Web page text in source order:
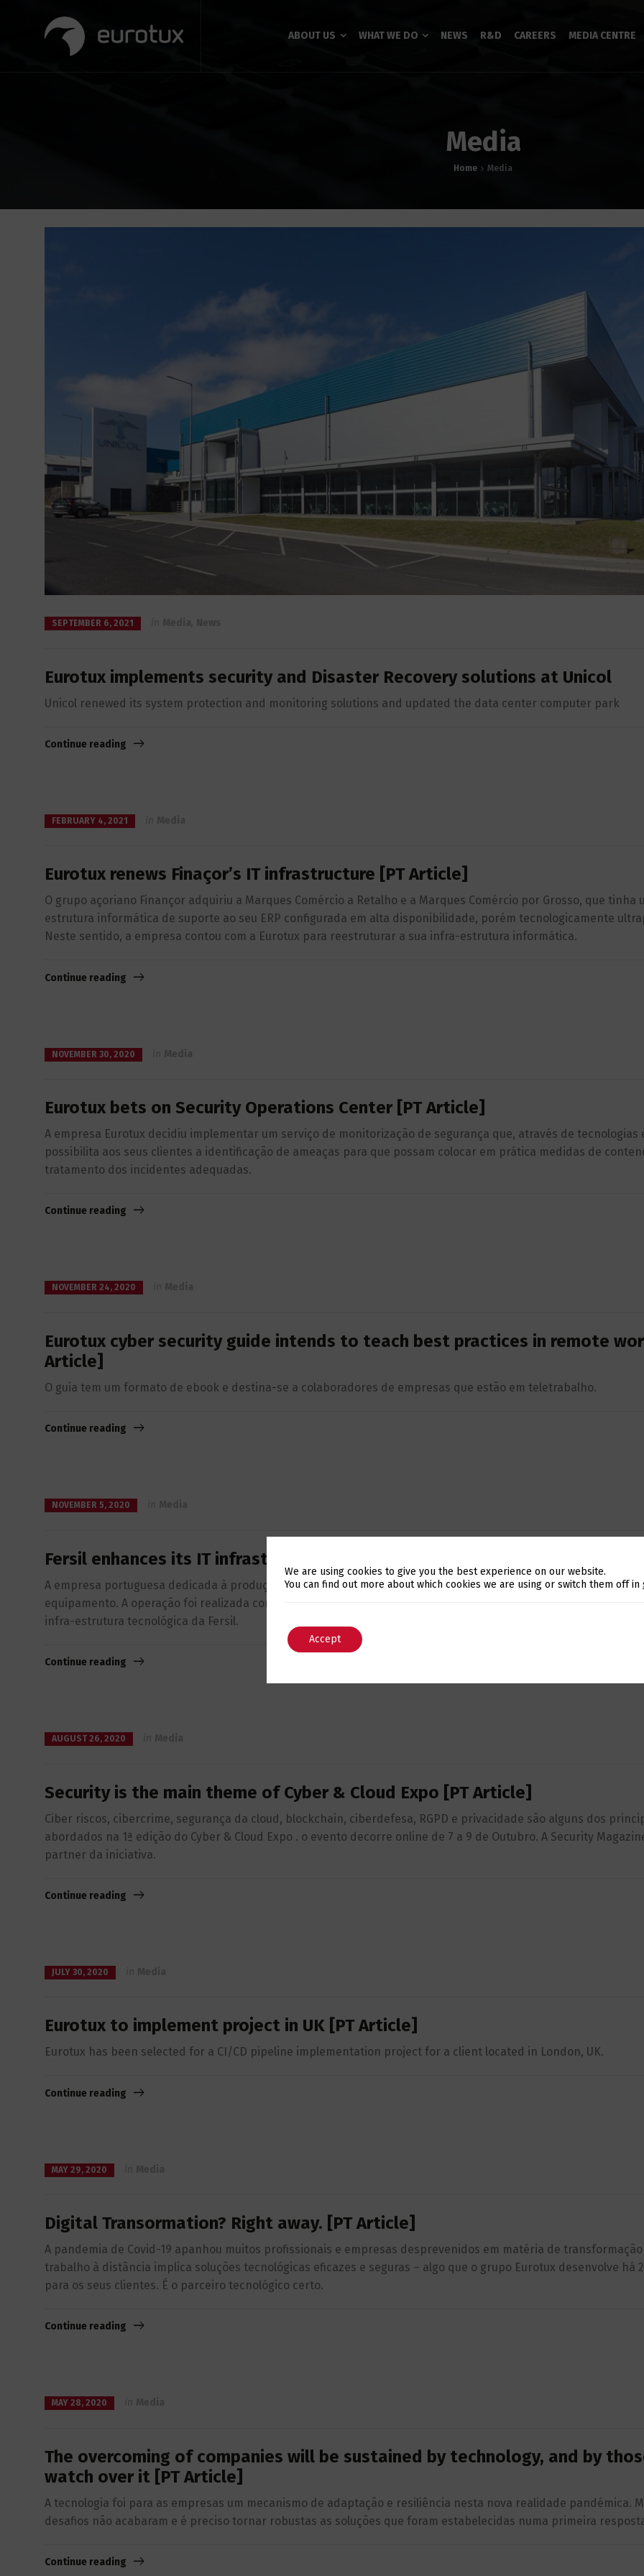
ABOUT US WHAT WE DO NEWS R&D CAREERS MEDIA CENTRE
Media
Home Media
SEPTEMBER 6, 2021
Eurotux implements security and Disaster Recovery solutions at Unicol
Unicol renewed its system protection and monitoring solutions and updated the data center computer park
Continue reading
FEBRUARY 4, 2021
Eurotux renews Finaçor’s IT infrastructure [PT Article]
O grupo açoriano Finançor adquiriu a Marques Comércio a Retalho e a Marques Comércio por Grosso, que tinha
estrutura informática de suporte ao seu ERP configurada em alta disponibilidade, porém tecnologicamente
Neste sentido, a empresa contou com a Eurotux para reestruturar a sua infra-estrutura informática.
Continue reading
NOVEMBER 30, 2020
Eurotux bets on Security Operations Center [PT Article]
A empresa Eurotux decidiu implementar um serviço de monitorização de segurança que, através de tecnologias
possibilita aos seus clientes a identificação de ameaças para que possam colocar em prática medidas de
tratamento dos incidentes adequadas.
Continue reading
NOVEMBER 24, 2020
Eurotux cyber security guide intends to teach best practices in remote
Article]
O guia tem um formato de ebook e destina-se a colaboradores de empresas que estão em teletrabalho.
Continue reading
NOVEMBER 5, 2020
Fersil enhances its IT infrastructure with Eurotux [PT Article]
A empresa portuguesa dedicada à produção de tubos e acessórios, Fersil, migrou a sua storage antiga para um
equipamento. A operação foi realizada com suporte de serviços da Eurotux, ficando centralizado neste novo
infra-estrutura tecnológica da Fersil.
Continue reading
AUGUST 26, 2020
Security is the main theme of Cyber & Cloud Expo [PT Article]
Ciber riscos, cibercrime, segurança da cloud, blockchain, ciberdefesa, RGPD e privacidade são alguns dos
abordados na 1ª edição do Cyber & Cloud Expo . o evento decorre online de 7 a 9 de Outubro. A Security
partner da iniciativa.
Continue reading
JULY 30, 2020
Eurotux to implement project in UK [PT Article]
Eurotux has been selected for a CI/CD pipeline implementation project for a client located in London, UK.
Continue reading
MAY 29, 2020
Digital Transormation? Right away. [PT Article]
A pandemia de Covid-19 apanhou muitos profissionais e empresas desprevenidos em matéria de
trabalho à distância implica soluções tecnológicas eficazes e seguras – algo que o grupo Eurotux desenvolve há
para os seus clientes. É o parceiro tecnológico certo.
Continue reading
MAY 28, 2020
The overcoming of companies will be sustained by technology, and by
watch over it [PT Article]
A tecnologia foi para as empresas um mecanismo de adaptação e resiliência nesta nova realidade pandémica.
desafios não acabaram e é preciso tornar robustas as soluções que foram estabelecidas numa primeira
Continue reading
Switch The Language
We are using cookies to give you the best experience on our website.
You can find out more about which cookies we are using or switch them off in
Accept